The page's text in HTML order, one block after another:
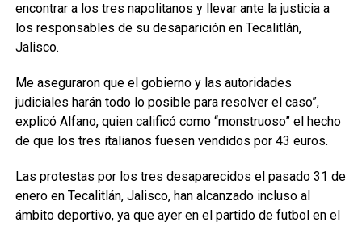
encontrar a los tres napolitanos y llevar ante la justicia a
los responsables de su desaparición en Tecalitlán,
Jalisco.
Me aseguraron que el gobierno y las autoridades
judiciales harán todo lo posible para resolver el caso”,
explicó Alfano, quien calificó como “monstruoso” el hecho
de que los tres italianos fuesen vendidos por 43 euros.
Las protestas por los tres desaparecidos el pasado 31 de
enero en Tecalitlán, Jalisco, han alcanzado incluso al
ámbito deportivo, ya que ayer en el partido de futbol en el